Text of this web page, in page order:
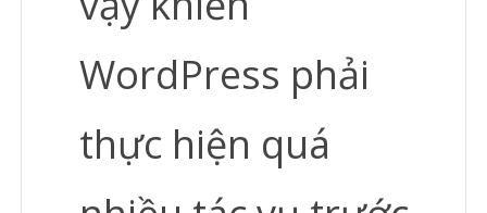
WordPress phải
thực hiện quá